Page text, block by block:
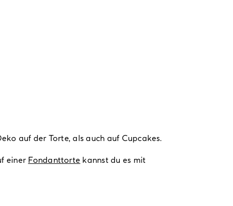
auf der Torte, als auch auf Cupcakes.
einer Fondanttorte kannst du es mit